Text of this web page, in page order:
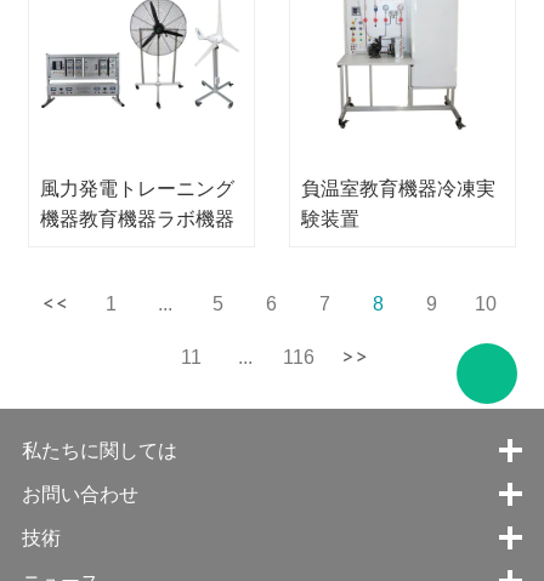
風力発電トレーニング
機器教育機器ラボ機器
負温室教育機器冷凍実
験装置
1 ... 5 6 7 8 9 10
11 ... 116
私たちに関しては
お問い合わせ
技術